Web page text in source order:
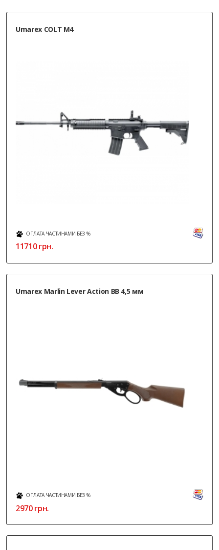
Umarex COLT M4
ОПЛАТА ЧАСТИНАМИ БЕЗ %
11710грн.
Umarex Marlin Lever Action BB 4,5 мм
ОПЛАТА ЧАСТИНАМИ БЕЗ %
2970грн.